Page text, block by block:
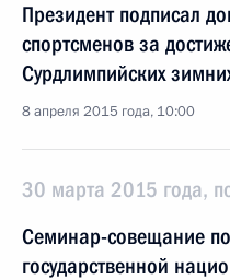
Президент подписал
спортсменов за
Сурдлимпийских
8 апреля 2015 года, 10:00
30 марта 2015 года,
Семинар-совещание
государственной